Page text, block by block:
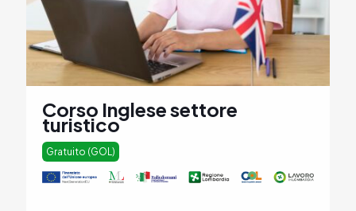
Corso Inglese settore
turistico
Gratuito (GOL)